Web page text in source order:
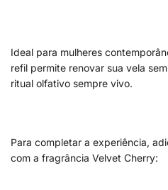
Ideal para mulheres
refil permite renovar sua vela
ritual olfativo sempre vivo.
Para completar a experiência,
com a fragrância Velvet Cherry: